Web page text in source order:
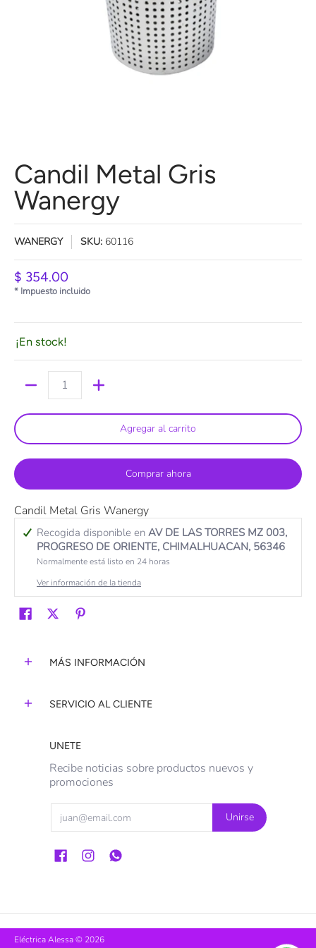
Candil Metal Gris
Wanergy
WANERGY SKU: 60116
$ 354.00
* Impuesto incluido
¡En stock!
Agregar al carrito
Comprar ahora
Candil Metal Gris Wanergy
Recogida disponible en AV DE LAS TORRES MZ 003,
PROGRESO DE ORIENTE, CHIMALHUACAN, 56346
Normalmente está listo en 24 horas
Ver información de la tienda
MÁS INFORMACIÓN
SERVICIO AL CLIENTE
UNETE
Recibe noticias sobre productos nuevos y
promociones
Unirse
Eléctrica Alessa© 2026